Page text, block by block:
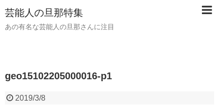
芸能人の旦那特集
あの有名な芸能人の旦那さんに注目
geo15102205000016-p1
2019/3/8